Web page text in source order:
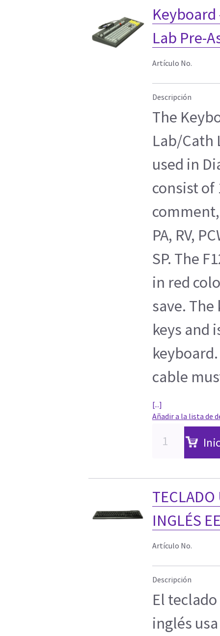
Lab Pre-
Artículo No.
Descripción
The
Lab/Cath
used in
consist of
comment,
PA, RV,
SP. The
in red
save.
keys and
cable
[...]
Añadir a la lista de
TECLADO
INGLÉS
Artículo No.
Descripción
El
inglés